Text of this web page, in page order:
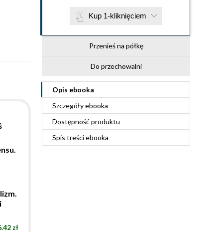
Kup 1-kliknięciem
Przenieś na półkę
Do przechowalni
Opis ebooka
Szczegółyebooka
Dostępność produktu
Spis treściebooka
zł